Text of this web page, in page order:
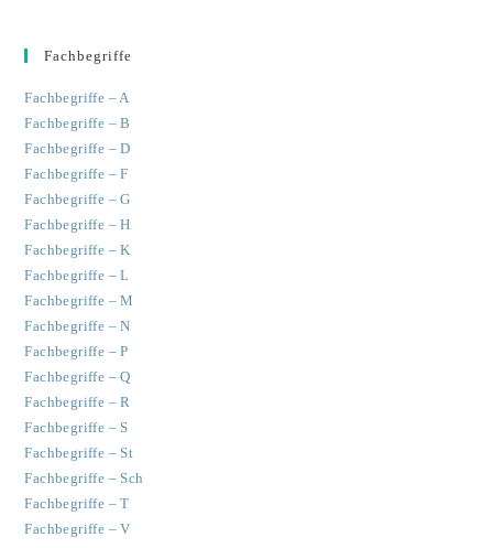
Fachbegriffe
Fachbegriffe – A
Fachbegriffe – B
Fachbegriffe – D
Fachbegriffe – F
Fachbegriffe – G
Fachbegriffe – H
Fachbegriffe – K
Fachbegriffe – L
Fachbegriffe – M
Fachbegriffe – N
Fachbegriffe – P
Fachbegriffe – Q
Fachbegriffe – R
Fachbegriffe – S
Fachbegriffe – St
Fachbegriffe – Sch
Fachbegriffe – T
Fachbegriffe – V